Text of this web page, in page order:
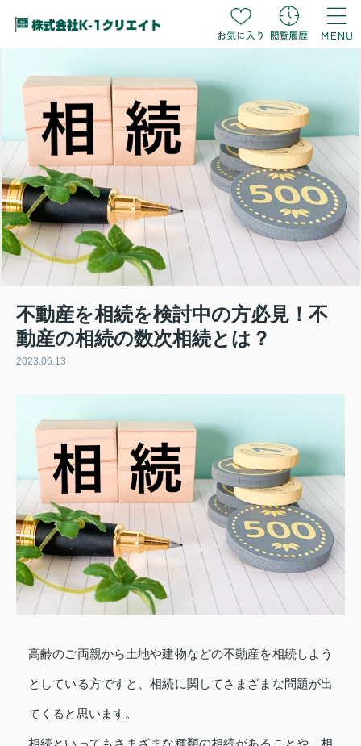
不動産を相続を検討中の方必見！不
動産の相続の数次相続とは？
2023.06.13
高齢のご両親から土地や建物などの不動産を相続しよう
としている方ですと、相続に関してさまざまな問題が出
てくると思います。
相続といってもさまざまな種類の相続があることや、相